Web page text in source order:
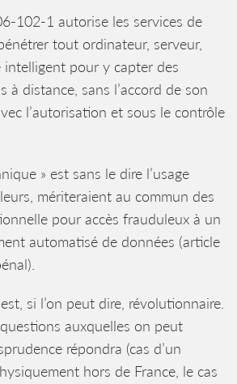
102-1 autorise les services de
tout ordinateur, serveur,
intelligent pour y capter des
à distance, sans l’accord de son
l’autorisation et sous le contrôle
» est sans le dire l’usage
mériteraient au commun des
pour accès frauduleux à un
automatisé de données (article
si l’on peut dire, révolutionnaire.
auxquelles on peut
répondra (cas d’un
hors de France, le cas